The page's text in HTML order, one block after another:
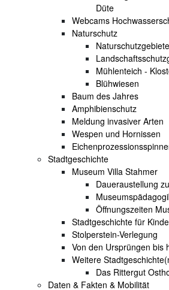
Düte
Webcams
Naturschutz
Naturschutzgebiete
Mühlenteich -
Blühwiesen
Baum des Jahres
Amphibienschutz
Meldung invasiver Arten
Wespen und Hornissen
Stadtgeschichte
Museum Villa Stahmer
Daueraustellung
Öffnungszeiten
Stadtgeschichte für
Stolperstein-Verlegung
Von den Ursprüngen bis
Weitere
Das Rittergut
Daten & Fakten & Mobilität